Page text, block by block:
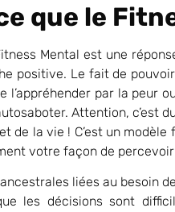
que le
Mental est une
positive. Le fait de
l’appréhender par la peur
Attention, c’est
de la vie ! C’est un
votre façon de
liées au besoin
les décisions sont